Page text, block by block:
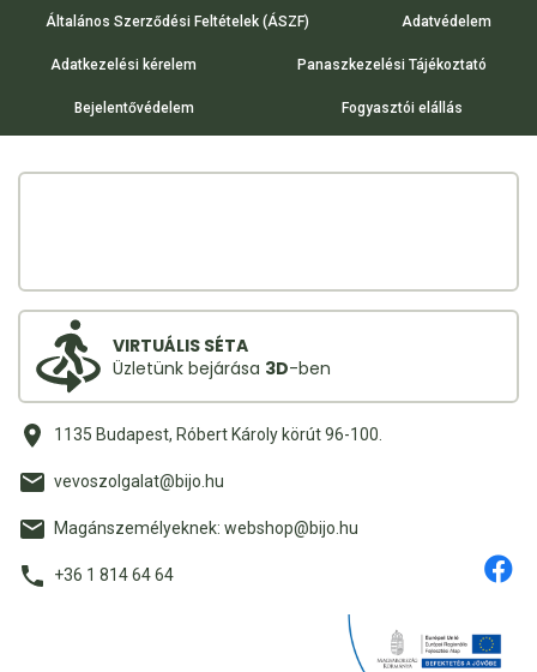
Általános Szerződési Feltételek (ÁSZF) Adatvédelem
Adatkezelési kérelem Panaszkezelési Tájékoztató
Bejelentővédelem Fogyasztói elállás
VIRTUÁLIS SÉTA
Üzletünk bejárása 3D-ben
1135 Budapest, Róbert Károly körút 96-100.
vevoszolgalat@bijo.hu
Magánszemélyeknek: webshop@bijo.hu
+36 1 814 64 64